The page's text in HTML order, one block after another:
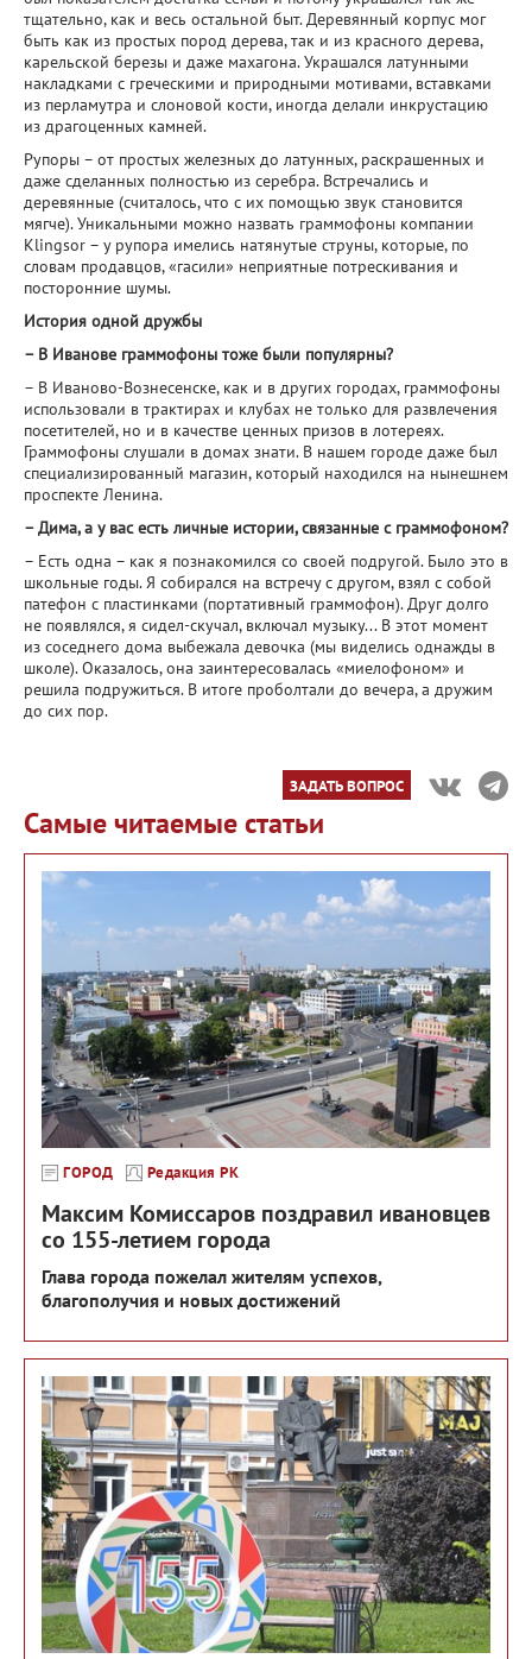
тщательно, как и весь остальной быт. Деревянный корпус мог
быть как из простых пород дерева, так и из красного дерева,
карельской березы и даже махагона. Украшался латунными
накладками с греческими и природными мотивами, вставками
из перламутра и слоновой кости, иногда делали инкрустацию
из драгоценных камней.
Рупоры – от простых железных до латунных, раскрашенных и
даже сделанных полностью из серебра. Встречались и
деревянные (считалось, что с их помощью звук становится
мягче). Уникальными можно назвать граммофоны компании
Klingsor – у рупора имелись натянутые струны, которые, по
словам продавцов, «гасили» неприятные потрескивания и
посторонние шумы.
История одной дружбы
– В Иванове граммофоны тоже были популярны?
– В Иваново-Вознесенске, как и в других городах, граммофоны
использовали в трактирах и клубах не только для развлечения
посетителей, но и в качестве ценных призов в лотереях.
Граммофоны слушали в домах знати. В нашем городе даже был
специализированный магазин, который находился на нынешнем
проспекте Ленина.
– Дима, а у вас есть личные истории, связанные с граммофоном?
– Есть одна – как я познакомился со своей подругой. Было это в
школьные годы. Я собирался на встречу с другом, взял с собой
патефон с пластинками (портативный граммофон). Друг долго
не появлялся, я сидел-скучал, включал музыку... В этот момент
из соседнего дома выбежала девочка (мы виделись однажды в
школе). Оказалось, она заинтересовалась «миелофоном» и
решила подружиться. В итоге проболтали до вечера, а дружим
до сих пор.
ЗАДАТЬ ВОПРОС
Самые читаемые статьи
ГОРОД Редакция РК
Максим Комиссаров поздравил ивановцев
со 155-летием города
Глава города пожелал жителям успехов,
благополучия и новых достижений